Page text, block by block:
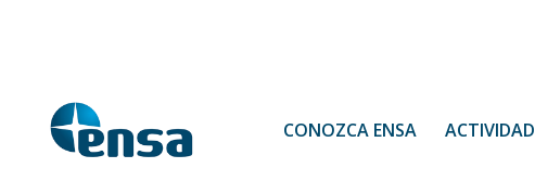
CONOZCA ENSA ACTIVIDAD